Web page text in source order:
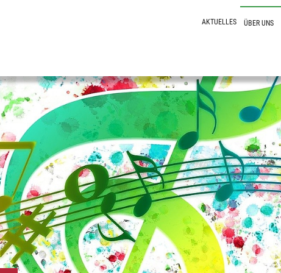
AKTUELLES(current)
ÜBER UNS